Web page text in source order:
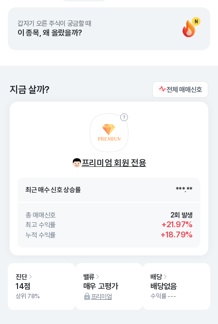
N
갑자기 오른 주식이 궁금할 때
이 종목, 왜 올랐을까?
지금 살까? 전체 매매신호
프리미엄 회원 전용
26. 08/10
최근 매수 신호 상승률 ***.**
최근 매수 신호 ***.**
총 매매신호
2회 발생
최고 수익률
+21.97%
누적 수익률 +18.79%
진단
14점
상위 78%
밸류
매우 고평가
프리미엄
배당
배당없음
수익률 ---